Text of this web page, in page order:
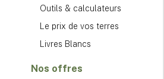
Outils & calculateurs
Le prix de vos terres
Livres Blancs
Nos offres